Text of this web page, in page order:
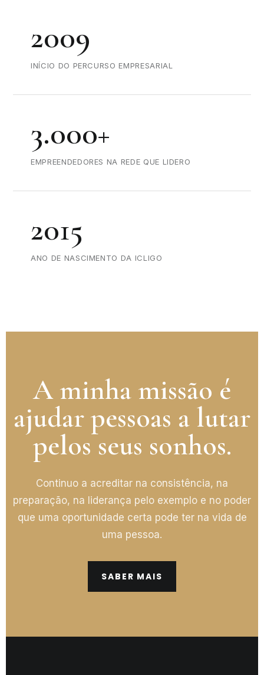
2009
INÍCIO DO PERCURSO EMPRESARIAL
3.000+
EMPREENDEDORES NA REDE QUE LIDERO
2015
ANO DE NASCIMENTO DA ICLIGO
A minha missão é
ajudar pessoas a lutar
pelos seus sonhos.
Continuo a acreditar na consistência, na
preparação, na liderança pelo exemplo e no poder
que uma oportunidade certa pode ter na vida de
uma pessoa.
SABER MAIS